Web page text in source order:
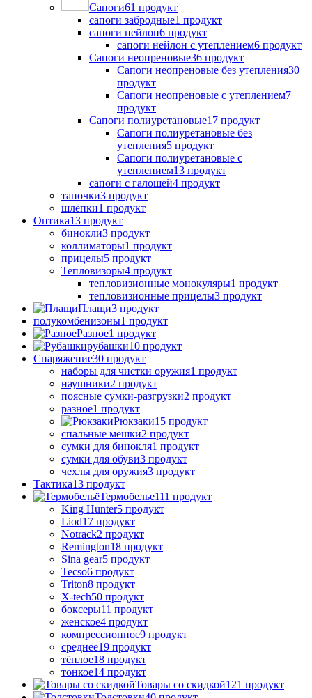
Сапоги61 продукт
сапоги забродные1 продукт
сапоги нейлон6 продукт
сапоги нейлон с утеплением6 продукт
Сапоги неопреновые36 продукт
Сапоги неопреновые без утепления30
продукт
Сапоги неопреновые с утеплением7
продукт
Сапоги полиуретановые17 продукт
Сапоги полиуретановые без
утепления5 продукт
Сапоги полиуретановые с
утеплением13 продукт
сапоги с галошей4 продукт
тапочки3 продукт
шлёпки1 продукт
Оптика13 продукт
бинокли3 продукт
коллиматоры1 продукт
прицелы5 продукт
Тепловизоры4 продукт
тепловизионные монокуляры1 продукт
тепловизионные прицелы3 продукт
Плащи3 продукт
полукомбенизоны1 продукт
Разное1 продукт
рубашки10 продукт
Снаряжение30 продукт
наборы для чистки оружия1 продукт
наушники2 продукт
поясные сумки-разгрузки2 продукт
разное1 продукт
Рюкзаки15 продукт
спальные мешки2 продукт
сумки для бинокля1 продукт
сумки для обуви3 продукт
чехлы для оружия3 продукт
Тактика13 продукт
Термобелье111 продукт
King Hunter5 продукт
Liod17 продукт
Notrack2 продукт
Remington18 продукт
Sina gear5 продукт
Tecso6 продукт
Triton8 продукт
X-tech50 продукт
боксеры11 продукт
женское4 продукт
компрессионное9 продукт
среднее19 продукт
тёплое18 продукт
тонкое14 продукт
Товары со скидкой121 продукт